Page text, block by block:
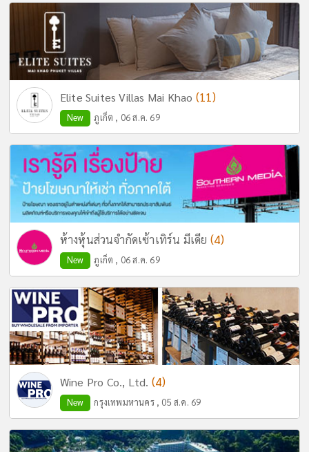
Elite Suites Villas Mai Khao (11)
New ภูเก็ต , 06 ส.ค. 69
ห้างหุ้นส่วนจำกัดเซ้าเทิร์น มีเดีย (4)
New ภูเก็ต , 06 ส.ค. 69
Wine Pro Co., Ltd. (4)
New กรุงเทพมหานคร , 05 ส.ค. 69